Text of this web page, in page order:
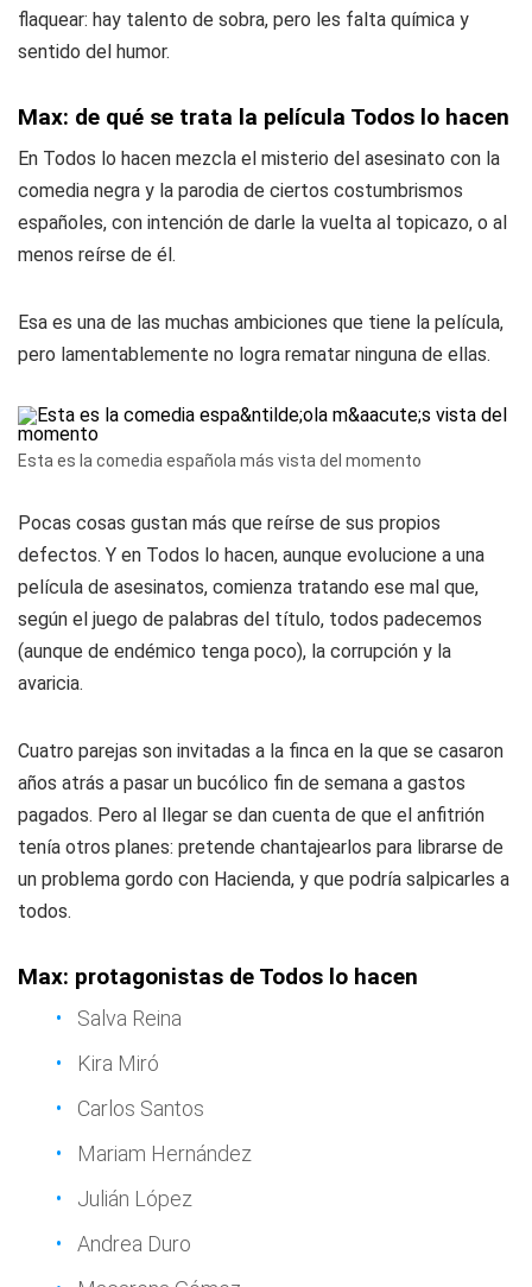
flaquear: hay talento de sobra, pero les falta química y
sentido del humor.
Max: de qué se trata la película Todos lo hacen
En Todos lo hacen mezcla el misterio del asesinato con la
comedia negra y la parodia de ciertos costumbrismos
españoles, con intención de darle la vuelta al topicazo, o al
menos reírse de él.
Esa es una de las muchas ambiciones que tiene la película,
pero lamentablemente no logra rematar ninguna de ellas.
Esta es la comedia española más vista del momento
Pocas cosas gustan más que reírse de sus propios
defectos. Y en Todos lo hacen, aunque evolucione a una
película de asesinatos, comienza tratando ese mal que,
según el juego de palabras del título, todos padecemos
(aunque de endémico tenga poco), la corrupción y la
avaricia.
Cuatro parejas son invitadas a la finca en la que se casaron
años atrás a pasar un bucólico fin de semana a gastos
pagados. Pero al llegar se dan cuenta de que el anfitrión
tenía otros planes: pretende chantajearlos para librarse de
un problema gordo con Hacienda, y que podría salpicarles a
todos.
Max: protagonistas de Todos lo hacen
Salva Reina
Kira Miró
Carlos Santos
Mariam Hernández
Julián López
Andrea Duro